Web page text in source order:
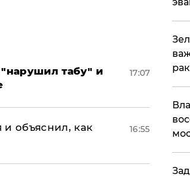
"нарушил табу" и
17:07
объяснил, как
16:55